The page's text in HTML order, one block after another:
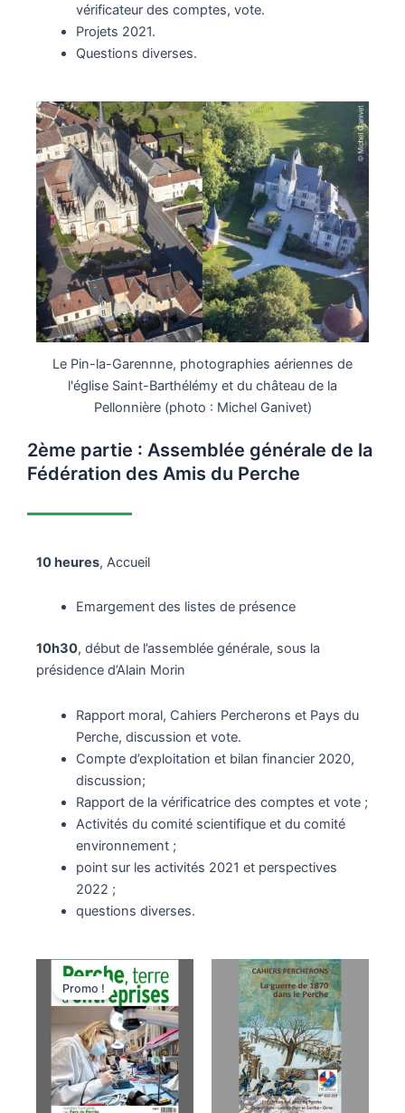
vérificateur des comptes, vote.
Projets 2021.
Questions diverses.
Le Pin-la-Garennne, photographies aériennes de
l'église Saint-Barthélémy et du château de la
Pellonnière (photo : Michel Ganivet)
2ème partie : Assemblée générale de la
Fédération des Amis du Perche
10 heures, Accueil
Emargement des listes de présence
10h30, début de l’assemblée générale, sous la
présidence d’Alain Morin
Rapport moral, Cahiers Percherons et Pays du
Perche, discussion et vote.
Compte d’exploitation et bilan financier 2020,
discussion;
Rapport de la vérificatrice des comptes et vote ;
Activités du comité scientifique et du comité
environnement ;
point sur les activités 2021 et perspectives
2022 ;
questions diverses.
Promo !
Le
prix
initial
11,80€.
Le
prix
actuel
est :
9,50€.